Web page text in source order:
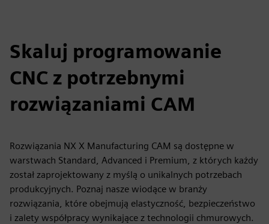
Skaluj programowanie
CNC z potrzebnymi
rozwiązaniami CAM
Rozwiązania NX X Manufacturing CAM są dostępne w
warstwach Standard, Advanced i Premium, z których każdy
został zaprojektowany z myślą o unikalnych potrzebach
produkcyjnych. Poznaj nasze wiodące w branży
rozwiązania, które obejmują elastyczność, bezpieczeństwo
i zalety współpracy wynikające z technologii chmurowych.